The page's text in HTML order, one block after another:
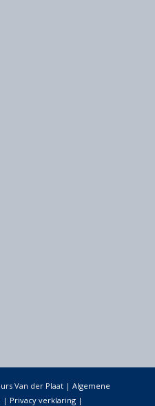
Van der Plaat | Algemene
| Privacy verklaring|